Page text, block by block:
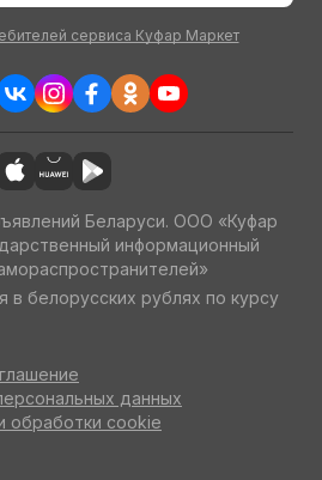
сервиса Куфар Маркет
Беларуси. ООО «Куфар
информационный
в белорусских рублях по курсу
данных
обработки cookie